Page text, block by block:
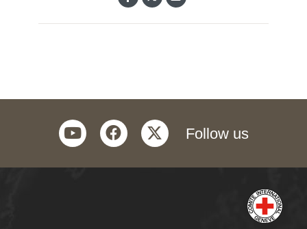
Follow us
twitter
facebook
youtube